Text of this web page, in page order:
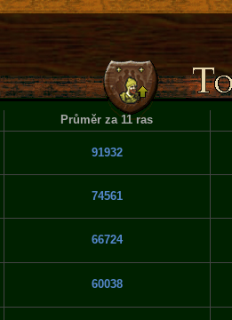
Průměr za 11 ras
91932
74561
66724
60038